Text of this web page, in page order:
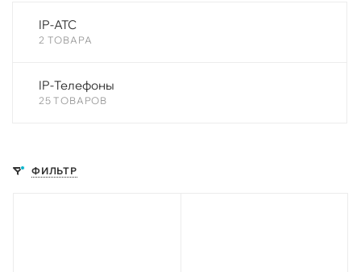
IP-ATC
2 ТОВАРА
IP-Телефоны
25 ТОВАРОВ
ФИЛЬТР